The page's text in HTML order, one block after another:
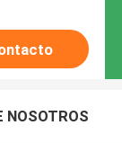
NOSOTROS